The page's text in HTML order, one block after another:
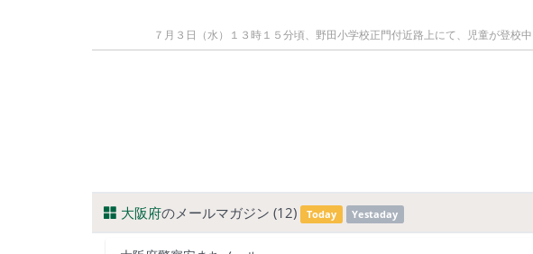
７月３日（水）１３時１５分頃、野田小学校正門付近路上にて、児童が登
大阪府のメールマガジン (12) Today Yestaday